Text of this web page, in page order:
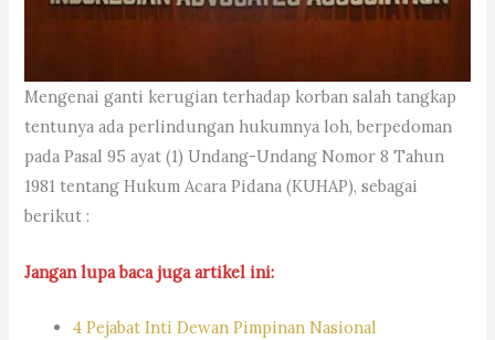
Mengenai ganti kerugian terhadap korban salah tangkap
tentunya ada perlindungan hukumnya loh, berpedoman
pada Pasal 95 ayat (1) Undang-Undang Nomor 8 Tahun
1981 tentang Hukum Acara Pidana (KUHAP), sebagai
berikut :
Jangan lupa baca juga artikel ini:
4 Pejabat Inti Dewan Pimpinan Nasional